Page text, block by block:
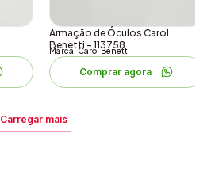
Armação de Óculos Carol
Benetti – 113758
Marca: Carol Benetti
Comprar agora
Carregar mais